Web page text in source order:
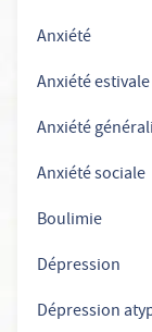
Anxiété
Anxiété estivale
Anxiété
Anxiété sociale
Boulimie
Dépression
Dépression